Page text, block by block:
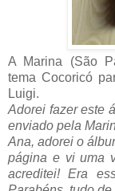
A Marina (São
tema Cocoricó
Luigi.
Adorei fazer este
enviado pela
Ana, adorei o
página e vi uma
acreditei! Era